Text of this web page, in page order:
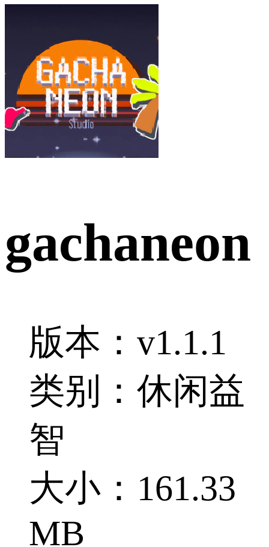
gachaneon
版本：v1.1.1
类别：休闲益
智
大小：161.33
MB